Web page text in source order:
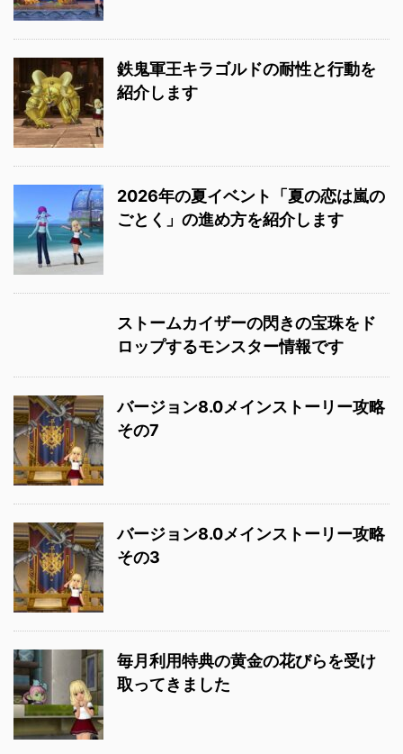
鉄鬼軍王キラゴルドの耐性と行動を
紹介します
2026年の夏イベント「夏の恋は嵐の
ごとく」の進め方を紹介します
ストームカイザーの閃きの宝珠をド
ロップするモンスター情報です
バージョン8.0メインストーリー攻略
その7
バージョン8.0メインストーリー攻略
その3
毎月利用特典の黄金の花びらを受け
取ってきました